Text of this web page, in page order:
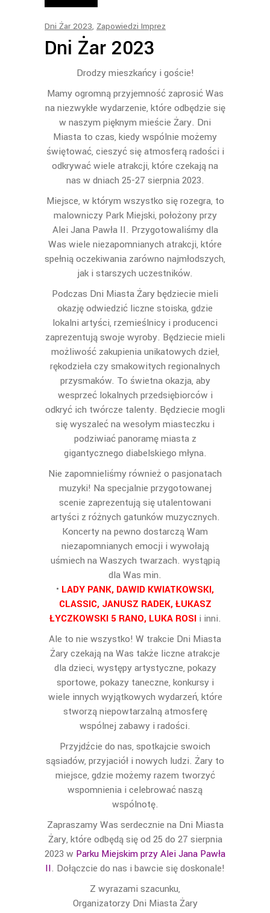
Dni Żar 2023, Zapowiedzi Imprez
Dni Żar 2023
Drodzy mieszkańcy i goście!
Mamy ogromną przyjemność zaprosić Was
na niezwykłe wydarzenie, które odbędzie się
w naszym pięknym mieście Żary. Dni
Miasta to czas, kiedy wspólnie możemy
świętować, cieszyć się atmosferą radości i
odkrywać wiele atrakcji, które czekają na
nas w dniach 25-27 sierpnia 2023.
Miejsce, w którym wszystko się rozegra, to
malowniczy Park Miejski, położony przy
Alei Jana Pawła II. Przygotowaliśmy dla
Was wiele niezapomnianych atrakcji, które
spełnią oczekiwania zarówno najmłodszych,
jak i starszych uczestników.
Podczas Dni Miasta Żary będziecie mieli
okazję odwiedzić liczne stoiska, gdzie
lokalni artyści, rzemieślnicy i producenci
zaprezentują swoje wyroby. Będziecie mieli
możliwość zakupienia unikatowych dzieł,
rękodzieła czy smakowitych regionalnych
przysmaków. To świetna okazja, aby
wesprzeć lokalnych przedsiębiorców i
odkryć ich twórcze talenty. Będziecie mogli
się wyszaleć na wesołym miasteczku i
podziwiać panoramę miasta z
gigantycznego diabelskiego młyna.
Nie zapomnieliśmy również o pasjonatach
muzyki! Na specjalnie przygotowanej
scenie zaprezentują się utalentowani
artyści z różnych gatunków muzycznych.
Koncerty na pewno dostarczą Wam
niezapomnianych emocji i wywołają
uśmiech na Waszych twarzach. wystąpią
dla Was min.
• LADY PANK, DAWID KWIATKOWSKI,
CLASSIC, JANUSZ RADEK, ŁUKASZ
ŁYCZKOWSKI 5 RANO, LUKA ROSI i inni.
Ale to nie wszystko! W trakcie Dni Miasta
Żary czekają na Was także liczne atrakcje
dla dzieci, występy artystyczne, pokazy
sportowe, pokazy taneczne, konkursy i
wiele innych wyjątkowych wydarzeń, które
stworzą niepowtarzalną atmosferę
wspólnej zabawy i radości.
Przyjdźcie do nas, spotkajcie swoich
sąsiadów, przyjaciół i nowych ludzi. Żary to
miejsce, gdzie możemy razem tworzyć
wspomnienia i celebrować naszą
wspólnotę.
Zapraszamy Was serdecznie na Dni Miasta
Żary, które odbędą się od 25 do 27 sierpnia
2023 w Parku Miejskim przy Alei Jana Pawła
II. Dołączcie do nas i bawcie się doskonale!
Z wyrazami szacunku,
Organizatorzy Dni Miasta Żary